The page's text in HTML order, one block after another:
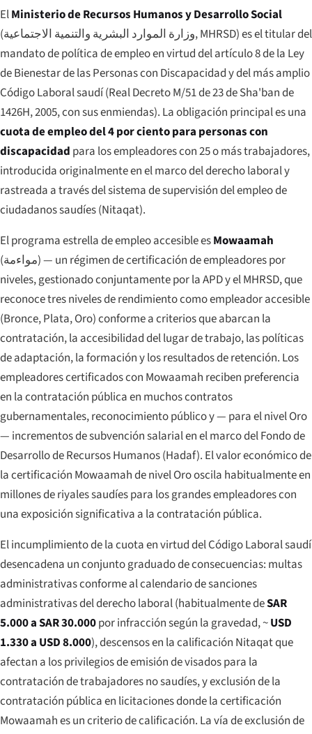
ElMinisterio de Recursos Humanos y Desarrollo Social
(وزارة الموارد البشرية والتنمية الاجتماعية, MHRSD) es el titular del
mandato de política de empleo en virtud del artículo 8 de la Ley
de Bienestar de las Personas con Discapacidad y del más amplio
Código Laboral saudí (Real Decreto M/51 de 23 de Sha'ban de
1426H, 2005, con sus enmiendas). La obligación principal es una
cuota de empleo del 4 por ciento para personas con
discapacidad para los empleadores con 25 o más trabajadores,
introducida originalmente en el marco del derecho laboral y
rastreada a través del sistema de supervisión del empleo de
ciudadanos saudíes (Nitaqat).
El programa estrella de empleo accesible esMowaamah
(مواءمة) — un régimen de certificación de empleadores por
niveles, gestionado conjuntamente por la APD y el MHRSD, que
reconoce tres niveles de rendimiento como empleador accesible
(Bronce, Plata, Oro) conforme a criterios que abarcan la
contratación, la accesibilidad del lugar de trabajo, las políticas
de adaptación, la formación y los resultados de retención. Los
empleadores certificados con Mowaamah reciben preferencia
en la contratación pública en muchos contratos
gubernamentales, reconocimiento público y — para el nivel Oro
— incrementos de subvención salarial en el marco del Fondo de
Desarrollo de Recursos Humanos (Hadaf). El valor económico de
la certificación Mowaamah de nivel Oro oscila habitualmente en
millones de riyales saudíes para los grandes empleadores con
una exposición significativa a la contratación pública.
El incumplimiento de la cuota en virtud del Código Laboral saudí
desencadena un conjunto graduado de consecuencias: multas
administrativas conforme al calendario de sanciones
administrativas del derecho laboral (habitualmente deSAR
5.000 a SAR 30.000por infracción según la gravedad, ~USD
1.330 a USD 8.000), descensos en la calificación Nitaqat que
afectan a los privilegios de emisión de visados para la
contratación de trabajadores no saudíes, y exclusión de la
contratación pública en licitaciones donde la certificación
Mowaamah es un criterio de calificación. La vía de exclusión de